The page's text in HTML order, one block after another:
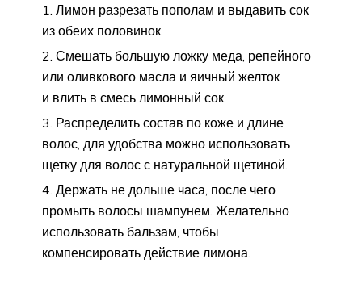
Лимон разрезать пополам и выдавить сок
из обеих половинок.
Смешать большую ложку меда, репейного
или оливкового масла и яичный желток
и влить в смесь лимонный сок.
Распределить состав по коже и длине
волос, для удобства можно использовать
щетку для волос с натуральной щетиной.
Держать не дольше часа, после чего
промыть волосы шампунем. Желательно
использовать бальзам, чтобы
компенсировать действие лимона.